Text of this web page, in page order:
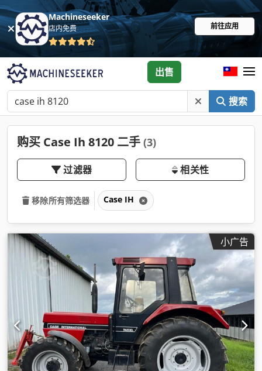
Machineseeker
店内免费 前往应用
搜索
出售
购买 Case Ih 8120 二手 (3)
过滤器 相关性
移除所有筛选器 Case IH
小广告